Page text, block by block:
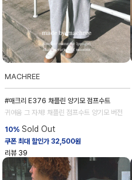
MACHREE
#매크리 E376 채플린 양기모 점프수트
귀여움 그 자체! 채플린 점프수트 양기모 버전
10% Sold Out
쿠폰 최대 할인가 32,500원
리뷰 39